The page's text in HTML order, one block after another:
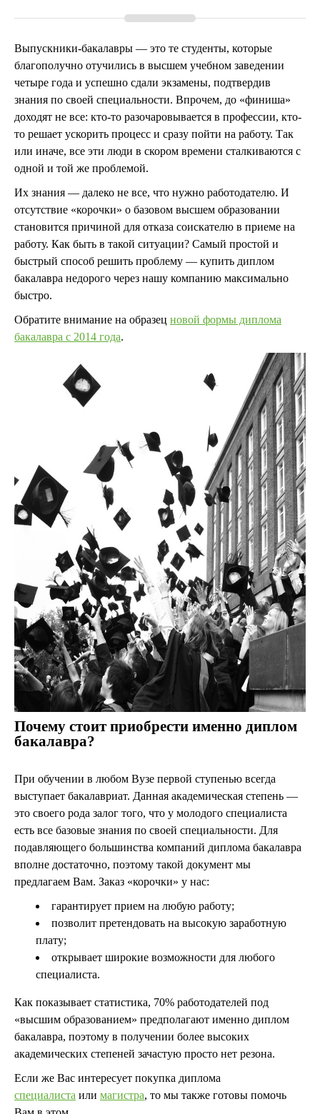
Выпускники-бакалавры — это те студенты, которые
благополучно отучились в высшем учебном заведении
четыре года и успешно сдали экзамены, подтвердив
знания по своей специальности. Впрочем, до «финиша»
доходят не все: кто-то разочаровывается в профессии, кто-
то решает ускорить процесс и сразу пойти на работу. Так
или иначе, все эти люди в скором времени сталкиваются с
одной и той же проблемой.
Их знания — далеко не все, что нужно работодателю. И
отсутствие «корочки» о базовом высшем образовании
становится причиной для отказа соискателю в приеме на
работу. Как быть в такой ситуации? Самый простой и
быстрый способ решить проблему — купить диплом
бакалавра недорого через нашу компанию максимально
быстро.
Обратите внимание на образец новой формы диплома
бакалавра с 2014 года.
Почему стоит приобрести именно диплом
бакалавра?
При обучении в любом Вузе первой ступенью всегда
выступает бакалавриат. Данная академическая степень —
это своего рода залог того, что у молодого специалиста
есть все базовые знания по своей специальности. Для
подавляющего большинства компаний диплома бакалавра
вполне достаточно, поэтому такой документ мы
предлагаем Вам. Заказ «корочки» у нас:
гарантирует прием на любую работу;
позволит претендовать на высокую заработную
плату;
открывает широкие возможности для любого
специалиста.
Как показывает статистика, 70% работодателей под
«высшим образованием» предполагают именно диплом
бакалавра, поэтому в получении более высоких
академических степеней зачастую просто нет резона.
Если же Вас интересует покупка диплома
специалиста или магистра, то мы также готовы помочь